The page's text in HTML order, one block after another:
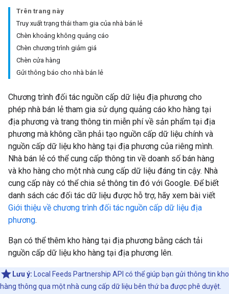
Trên trang này
Truy xuất trạng thái tham gia của nhà bán lẻ
Chèn khoảng không quảng cáo
Chèn chương trình giảm giá
Chèn cửa hàng
Gửi thông báo cho nhà bán lẻ
Chương trình đối tác nguồn cấp dữ liệu địa phương cho
phép nhà bán lẻ tham gia sử dụng quảng cáo kho hàng tại
địa phương và trang thông tin miễn phí về sản phẩm tại địa
phương mà không cần phải tạo nguồn cấp dữ liệu chính và
nguồn cấp dữ liệu kho hàng tại địa phương của riêng mình.
Nhà bán lẻ có thể cung cấp thông tin về doanh số bán hàng
và kho hàng cho một nhà cung cấp dữ liệu đáng tin cậy. Nhà
cung cấp này có thể chia sẻ thông tin đó với Google. Để biết
danh sách các đối tác dữ liệu được hỗ trợ, hãy xem bài viết
Giới thiệu về chương trình đối tác nguồn cấp dữ liệu địa
phương.
Bạn có thể thêm kho hàng tại địa phương bằng cách tải
nguồn cấp dữ liệu kho hàng tại địa phương lên.
Lưu ý: Local Feeds Partnership API có thể giúp bạn gửi thông tin kho
hàng thông qua một nhà cung cấp dữ liệu bên thứ ba được phê duyệt.